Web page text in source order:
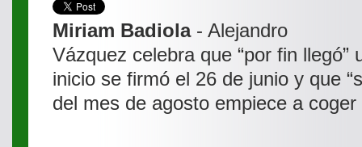
Miriam Badiola- Alejandro
Vázquez celebra que “por fin llegó”
inicio se firmó el 26 de junio y que
del mes de agosto empiece a